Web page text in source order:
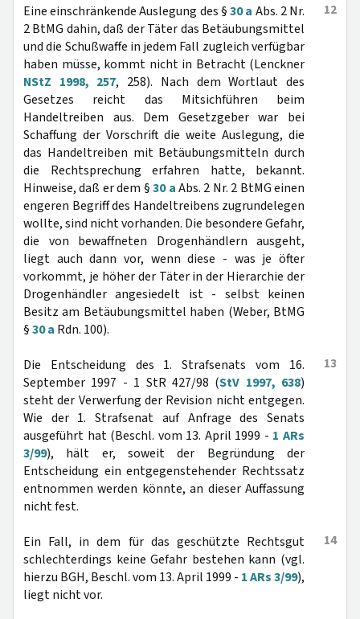
12
Eine einschränkende Auslegung des §30 a Abs. 2 Nr.
2 BtMG dahin, daß der Täter das Betäubungsmittel
und die Schußwaffe in jedem Fall zugleich verfügbar
haben müsse, kommt nicht in Betracht (Lenckner
NStZ 1998, 257, 258). Nach dem Wortlaut des
Gesetzes reicht das Mitsichführen beim
Handeltreiben aus. Dem Gesetzgeber war bei
Schaffung der Vorschrift die weite Auslegung, die
das Handeltreiben mit Betäubungsmitteln durch
die Rechtsprechung erfahren hatte, bekannt.
Hinweise, daß er dem §30 aAbs. 2 Nr. 2 BtMG einen
engeren Begriff des Handeltreibens zugrundelegen
wollte, sind nicht vorhanden. Die besondere Gefahr,
die von bewaffneten Drogenhändlern ausgeht,
liegt auch dann vor, wenn diese - was je öfter
vorkommt, je höher der Täter in der Hierarchie der
Drogenhändler angesiedelt ist - selbst keinen
Besitz am Betäubungsmittel haben (Weber, BtMG
§30 a Rdn. 100).
13
Die Entscheidung des 1. Strafsenats vom 16.
September 1997 - 1 StR 427/98 (StV 1997, 638)
steht der Verwerfung der Revision nicht entgegen.
Wie der 1. Strafsenat auf Anfrage des Senats
ausgeführt hat (Beschl. vom 13. April 1999 - 1 ARs
3/99), hält er, soweit der Begründung der
Entscheidung ein entgegenstehender Rechtssatz
entnommen werden könnte, an dieser Auffassung
nicht fest.
14
Ein Fall, in dem für das geschützte Rechtsgut
schlechterdings keine Gefahr bestehen kann (vgl.
hierzu BGH, Beschl. vom 13. April 1999 - 1 ARs 3/99),
liegt nicht vor.